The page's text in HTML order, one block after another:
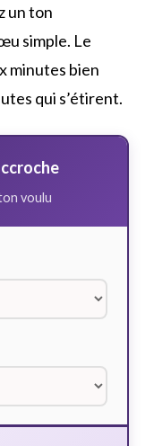
un ton
simple. Le
minutes bien
qui s’étirent.
voulu